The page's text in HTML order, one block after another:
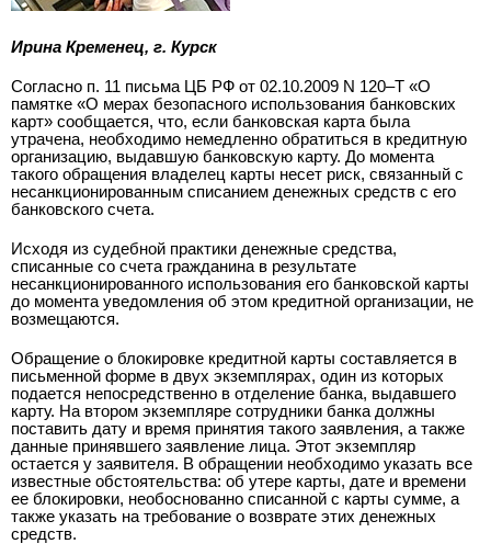
Ирина Кременец, г. Курск
Согласно п. 11 письма ЦБ РФ от 02.10.2009 N 120–Т «О
памятке «О мерах безопасного использования банковских
карт» сообщается, что, если банковская карта была
утрачена, необходимо немедленно обратиться в кредитную
организацию, выдавшую банковскую карту. До момента
такого обращения владелец карты несет риск, связанный с
несанкционированным списанием денежных средств с его
банковского счета.
Исходя из судебной практики денежные средства,
списанные со счета гражданина в результате
несанкционированного использования его банковской карты
до момента уведомления об этом кредитной организации, не
возмещаются.
Обращение о блокировке кредитной карты составляется в
письменной форме в двух экземплярах, один из которых
подается непосредственно в отделение банка, выдавшего
карту. На втором экземпляре сотрудники банка должны
поставить дату и время принятия такого заявления, а также
данные принявшего заявление лица. Этот экземпляр
остается у заявителя. В обращении необходимо указать все
известные обстоятельства: об утере карты, дате и времени
ее блокировки, необоснованно списанной с карты сумме, а
также указать на требование о возврате этих денежных
средств.